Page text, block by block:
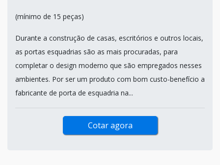
(mínimo de 15 peças)
Durante a construção de casas, escritórios e outros locais,
as portas esquadrias são as mais procuradas, para
completar o design moderno que são empregados nesses
ambientes. Por ser um produto com bom custo-benefício a
fabricante de porta de esquadria na...
Cotar agora